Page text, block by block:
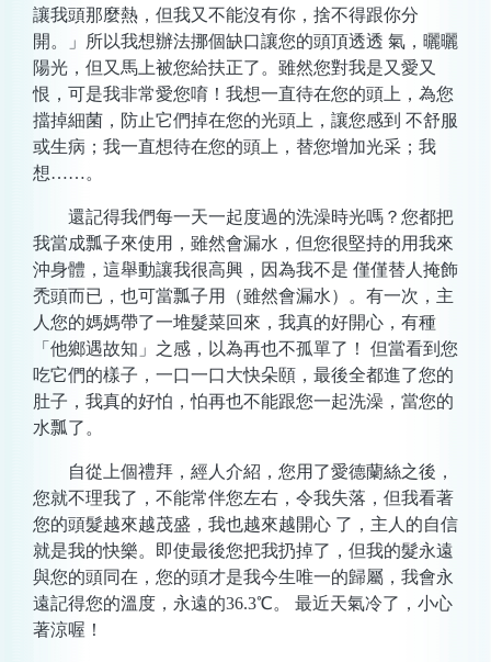
讓我頭那麼熱，但我又不能沒有你，捨不得跟你分
開。」所以我想辦法挪個缺口讓您的頭頂透透 氣，曬曬
陽光，但又馬上被您給扶正了。雖然您對我是又愛又
恨，可是我非常愛您唷！我想一直待在您的頭上，為您
擋掉細菌，防止它們掉在您的光頭上，讓您感到 不舒服
或生病；我一直想待在您的頭上，替您增加光采；我
想……。
還記得我們每一天一起度過的洗澡時光嗎？您都把
我當成瓢子來使用，雖然會漏水，但您很堅持的用我來
沖身體，這舉動讓我很高興，因為我不是 僅僅替人掩飾
禿頭而已，也可當瓢子用（雖然會漏水）。有一次，主
人您的媽媽帶了一堆髮菜回來，我真的好開心，有種
「他鄉遇故知」之感，以為再也不孤單了！ 但當看到您
吃它們的樣子，一口一口大快朵頤，最後全都進了您的
肚子，我真的好怕，怕再也不能跟您一起洗澡，當您的
水瓢了。
自從上個禮拜，經人介紹，您用了愛德蘭絲之後，
您就不理我了，不能常伴您左右，令我失落，但我看著
您的頭髮越來越茂盛，我也越來越開心 了，主人的自信
就是我的快樂。即使最後您把我扔掉了，但我的髮永遠
與您的頭同在，您的頭才是我今生唯一的歸屬，我會永
遠記得您的溫度，永遠的36.3℃。 最近天氣冷了，小心
著涼喔！